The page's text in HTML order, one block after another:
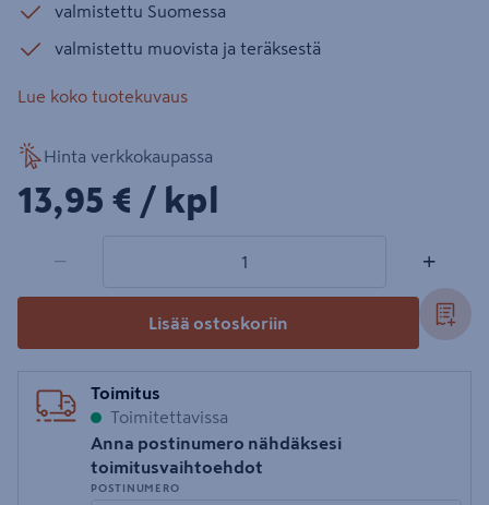
valmistettu Suomessa
valmistettu muovista ja teräksestä
Lue koko tuotekuvaus
Hinta verkkokaupassa
13,95€/kpl
13,95 € / kpl
− +
Lisää ostoskoriin
Toimitus
Toimitettavissa
Anna postinumero nähdäksesi
toimitusvaihtoehdot
POSTINUMERO